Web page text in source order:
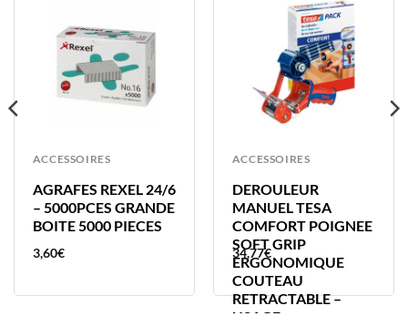
ACCESSOIRES
AGRAFES REXEL 24/6
– 5000PCES GRANDE
BOITE 5000 PIECES
3,60€
ACCESSOIRES
DEROULEUR
MANUEL TESA
COMFORT POIGNEE
SOFT GRIP
ERGONOMIQUE
COUTEAU
RETRACTABLE –
USAGE
34,77€